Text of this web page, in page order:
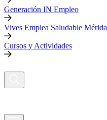
Generación IN Empleo
Vives Emplea Saludable Mérida
Cursos y Actividades